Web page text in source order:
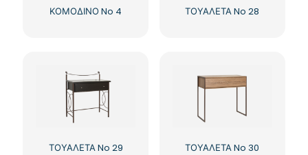
ΚΟΜΟΔΙΝΟ No 4 ΤΟΥΑΛΕΤΑ No 28
ΤΟΥΑΛΕΤΑ No 29 ΤΟΥΑΛΕΤΑ No 30